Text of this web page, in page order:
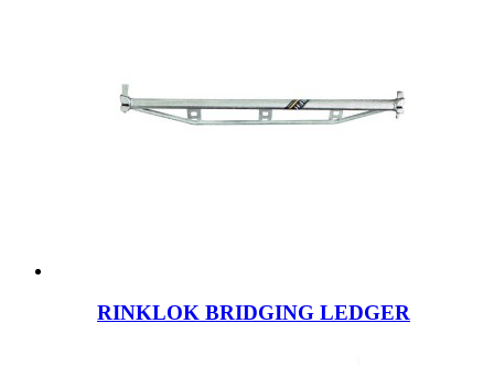
RINKLOK BRIDGING LEDGER